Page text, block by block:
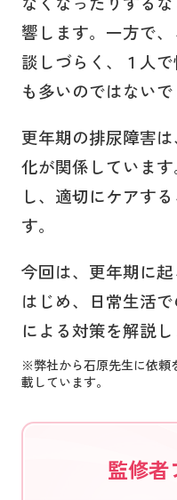
響します。一方で
談しづらく、１人
も多いのではないで
更年期の排尿障害
化が関係していま
し、適切にケアす
す。
今回は、更年期に
はじめ、日常生活
による対策を解説し
※弊社から石原先生に依頼
載しています。
監修者